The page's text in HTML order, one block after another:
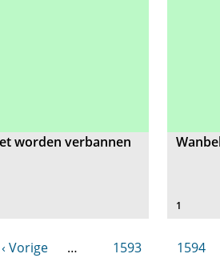
worden verbannen
1
‹ Vorige … 1593 1594